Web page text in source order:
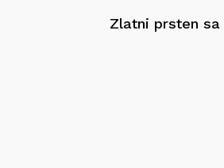
Zlatni prsten sa